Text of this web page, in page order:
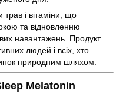
трав і вітаміни, що
та відновленню
навантажень. Продукт
людей і всіх, хто
природним шляхом.
Melatonin